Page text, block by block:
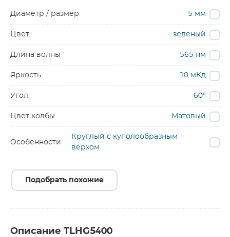
Диаметр / размер 5 мм
Цвет зеленый
Длина волны 565 нм
Яркость 10 мКд
Угол 60°
Цвет колбы Матовый
Особенности
Круглый с куполообразным
верхом
Подобрать похожие
Описание TLHG5400